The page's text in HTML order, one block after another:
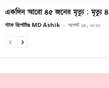
একদিন আরো ৪৫ জনের মৃত্যু : মৃত্যু
স্টাফ রিপোর্টারঃ MD Ashik - আগস্ট ২৫, ২০২০